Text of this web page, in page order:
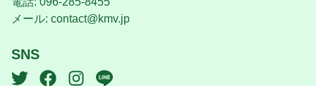
メール: contact@kmv.jp
SNS